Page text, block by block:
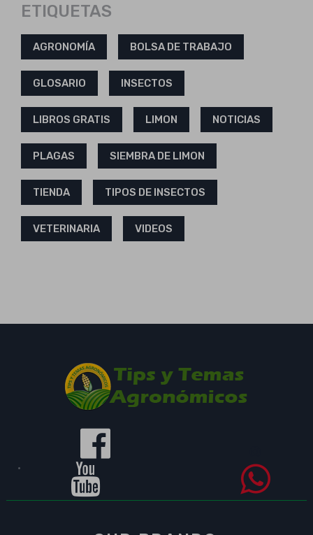
ETIQUETAS
AGRONOMÍA BOLSA DE TRABAJO
GLOSARIO INSECTOS
LIBROS GRATIS LIMON NOTICIAS
PLAGAS SIEMBRA DE LIMON
TIENDA TIPOS DE INSECTOS
VETERINARIA VIDEOS